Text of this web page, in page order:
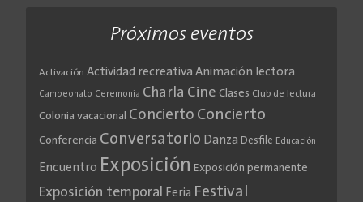
Próximos eventos
Activación Actividad recreativa Animación lectora
Campeonato Ceremonia Charla Cine Clases Club de lectura
Colonia vacacional Concierto Concierto
Conferencia Conversatorio Danza Desfile Educación
Encuentro Exposición Exposición permanente
Exposición temporal Feria Festival